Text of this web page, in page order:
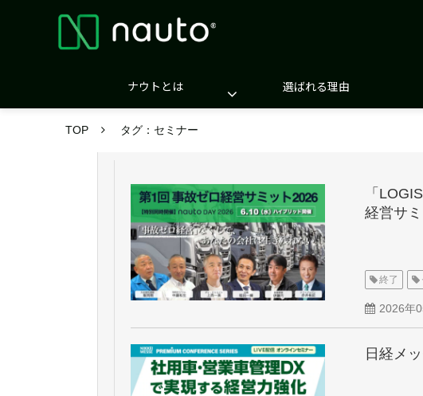
ナウトとは 選ばれる理由
TOP タグ：セミナー
「
経営サミ
終了
2026年
日経メ